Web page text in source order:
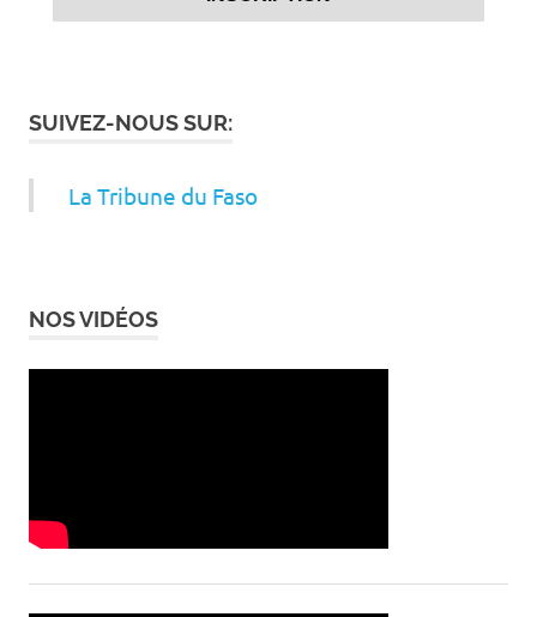
SUIVEZ-NOUS SUR:
La Tribune du Faso
NOS VIDÉOS